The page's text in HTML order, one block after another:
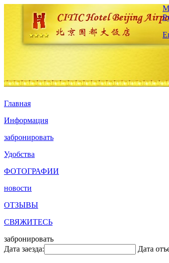
Главная
Информация
забронировать
Удобства
ФОТОГРАФИИ
новости
ОТЗЫВЫ
СВЯЖИТЕСЬ
забронировать
Дата заезда:
Дата